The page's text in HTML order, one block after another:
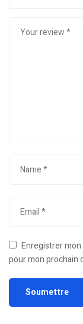
Enregistrer
pour mon prochain